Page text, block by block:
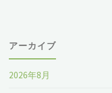
アーカイブ
2026年8月